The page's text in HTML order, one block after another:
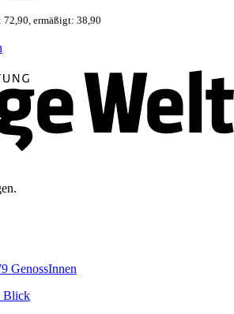
72,90, ermäßigt: 38,90
GenossInnen
Blick